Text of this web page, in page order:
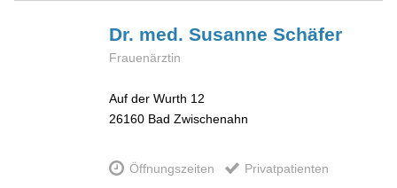
Dr. med. SusanneSchäfer
Frauenärztin
Auf der Wurth 12
26160 Bad Zwischenahn
Öffnungszeiten Privatpatienten